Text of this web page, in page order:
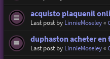
acquisto plaquenil
Last post by LinnieMoseley«
duphaston acheter en
Last post by LinnieMoseley«